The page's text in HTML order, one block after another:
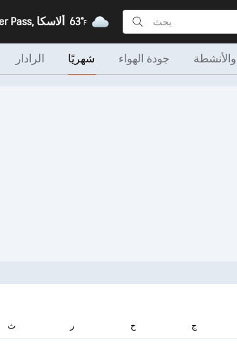
Clover Pass, ألاسكا 63°F
الرادار شهريًا جودة الهواء
ث ر خ ج